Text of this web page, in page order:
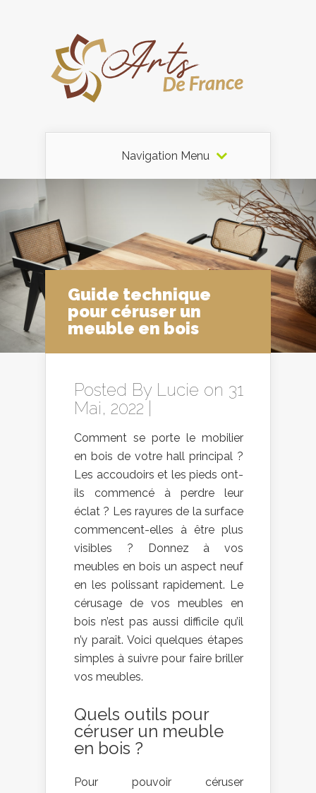
Navigation Menu
Guide technique
pour céruser un
meuble en bois
Posted By Lucie on 31
Mai, 2022 |
Comment se porte le mobilier
en bois de votre hall principal ?
Les accoudoirs et les pieds ont-
ils commencé à perdre leur
éclat ? Les rayures de la surface
commencent-elles à être plus
visibles ? Donnez à vos
meubles en bois un aspect neuf
en les polissant rapidement. Le
cérusage de vos meubles en
bois n’est pas aussi difficile qu’il
n’y paraît. Voici quelques étapes
simples à suivre pour faire briller
vos meubles.
Quels outils pour
céruser un meuble
en bois ?
Pour pouvoir céruser